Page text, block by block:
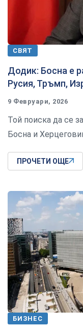
СВЯТ
Додик: Босна е
Русия, Тръмп,
9 Февруари, 2026
Той поиска да се
Босна и
ПРОЧЕТИ ОЩЕ
БИЗНЕС